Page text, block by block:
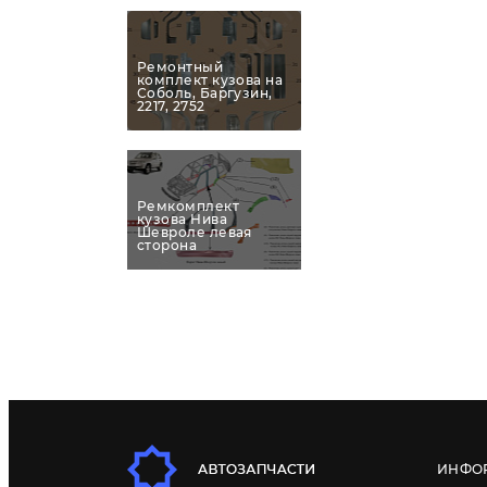
Ремонтный
комплект кузова на
Соболь, Баргузин,
2217, 2752
Ремкомплект
кузова Нива
Шевроле левая
сторона